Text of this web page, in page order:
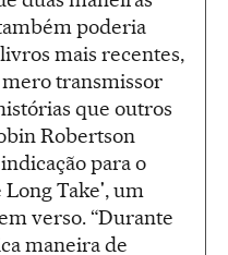
poderia
mais recentes,
transmissor
que outros
Robertson
para o
Long Take', um
verso. “Durante
maneira de